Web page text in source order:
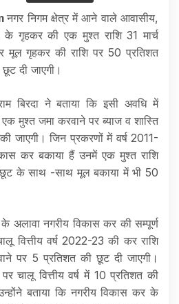
नगर निगम क्षेत्र में आने वाले आवासीय,
के गृहकर की एक मुश्त राशि 31 मार्च
गृहकर की राशि पर 50 प्रतिशत
दी जाएगी।
बिरदा ने बताया कि इसी अवधि में
मुश्त जमा करवाने पर ब्याज व शास्ति
जाएगी। जिन प्रकरणों में वर्ष 2011-
कर बकाया हैं उनमें एक मुश्त राशि
छूट के साथ -साथ मूल बकाया में भी 50
अलावा नगरीय विकास कर की सम्पूर्ण
वित्तीय वर्ष 2022-23 की कर राशि
पर 5 प्रतिशत की छूट दी जाएगी।
पर चालू वित्तीय वर्ष में 10 प्रतिशत की
बताया कि नगरीय विकास कर के